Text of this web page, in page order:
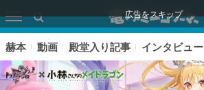
広告をスキップ
赫本 動画 殿堂入り記事 インタビュー